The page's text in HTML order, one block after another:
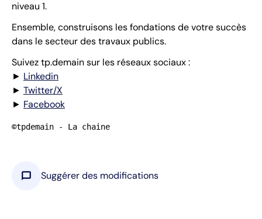
niveau 1.
Ensemble, construisons les fondations de votre succès
dans le secteur des travaux publics.
Suivez tp.demain sur les réseaux sociaux :
► Linkedin
► Twitter/X
► Facebook
©tpdemain - La chaine
chat_bubble Suggérer des modifications